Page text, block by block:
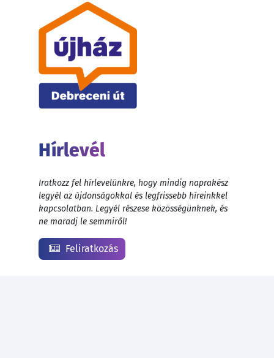
Hírlevél
Iratkozz fel hírlevelünkre, hogy mindig naprakész
legyél az újdonságokkal és legfrissebb híreinkkel
kapcsolatban. Legyél részese közösségünknek, és
ne maradj le semmiről!
Feliratkozás